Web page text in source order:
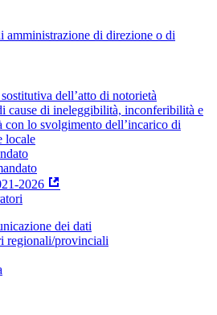
di direzione o di
dell’atto di notorietà
cause di ineleggibilità, inconferibilità e
con lo svolgimento dell’incarico di
locale
2026
dei dati
regionali/provinciali